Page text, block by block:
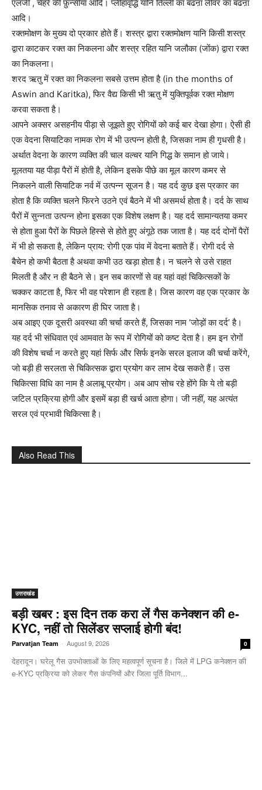
एलर्जी , चेहरे की फ़ुन्सीयां आदि। प्लीहावृद्धि यानि तिल्ली का बढऩा लीवर का बढऩा
आदि।
रक्तमोक्षण के मुख्य दो प्रकार होते हैं। शस्त्र द्वारा रक्तमोक्षण यानि किसी शस्त्र
द्वारा काटकर रक्त का निकलना और शस्त्र रहित यानि जलौका (जोंक) द्वारा रक्त
का निकलना।
शरद ऋतु में रक्त का निकलना सबसे उत्तम होता है (in the months of
Aswin and Karitka), फिर वैद्य किसी भी ऋतु में युक्तिपूर्वक रक्त मोक्षण
करवा सकता है।
आपने अक्सर असहनीय पीड़ा से जूझते हुए रोगियों को कई बार देखा होगा। ऐसी ही
एक वेदना सियाटिका नामक रोग में भी उत्पन्न होती है, जिसका नाम ही गृधसी है।
अर्थात वेदना के कारण व्यक्ति की चाल वल्चर यानि गिद्ध के समान हो जाये।
मूलतया यह पीड़ा पैरों में होती है, लेकिन इसके पीछे का मूल कारण कमर से
निकलने वाली सियाटिक नर्व में उत्पन्न सूजन है। यह दर्द कुछ इस प्रकार का
होता है कि व्यक्ति चलने फिरने उठने एवं बैठने में भी असमर्थ होता है। दर्द के साथ
पैरों में सुन्नता उत्पन्न होना इसका एक विशेष लक्षण है। यह दर्द सामान्यतया कमर
से होता हुआ पैरों के पिछले हिस्से से होते हुए अंगूठे तक जाता है। यह दर्द दोनों पैरों
में भी हो सकता है, लेकिन प्राय: रोगी एक पांव में वेदना बताते हैं। रोगी दर्द से
बैचेन हो कभी बैठता है अथवा कभी उठ खड़ा होता है। न चलने से उसे राहत
मिलती है और न ही बैठने से। इन सब कारणों से वह यहां वहां चिकित्सकों के
चक्कर काटता है, फिर भी वह परेशान ही रहता है। जिस कारण वह एक प्रकार के
मानसिक तनाव से अकारण ही घिर जाता है।
अब आइए एक दूसरी अवस्था की चर्चा करते हैं, जिसका नाम ‘जोड़ों का दर्द’ है।
यह दर्द भी संधिवात एवं आमवात के रूप में रोगियों को कष्ट देता है। हम इन रोगों
की विशेष चर्चा न करते हुए यहां सिर्फ और सिर्फ इनके सरल इलाज की चर्चा करेंगे,
जो बड़ी ही सरलता से चिकित्सक द्वारा प्रयोग कर लाभ देख सकते हैं। उस
चिकित्सा विधि का नाम है अलाबू प्रयोग। अब आप सोच रहे होंगे कि ये तो बड़ी
जटिल प्रक्रिया होगी और इसमें बड़ा ही खर्च आता होगा। जी नहीं, यह अत्यंत
सरल एवं प्रभावी चिकित्सा है।
Also Read This
उत्तराखंड
बड़ी खबर : इस दिन तक करा लें गैस कनेक्शन की e-
KYC, नहीं तो सिलेंडर सप्लाई होगी बंद!
Parvatjan Team - August 9, 2026 0
देहरादून। घरेलू गैस उपभोक्ताओं के लिए महत्वपूर्ण सूचना है। जिले में LPG कनेक्शन की
e-KYC प्रक्रिया को लेकर गैस कंपनियों और जिला पूर्ति विभाग...